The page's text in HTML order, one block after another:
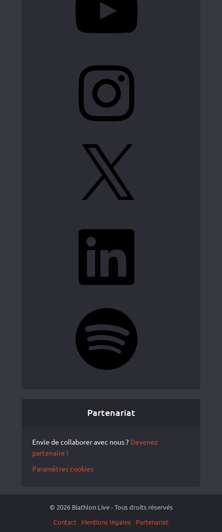
Partenariat
Envie de collaborer avec nous ? Devenez
partenaire !
Paramètres cookies
© 2026 Biathlon Live - Tous droits réservés
Contact
Mentions légales Partenariat